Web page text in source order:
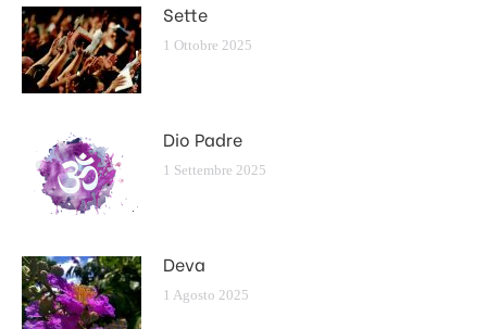
Sette
1 Ottobre 2025
Dio Padre
1 Settembre 2025
Deva
1 Agosto 2025